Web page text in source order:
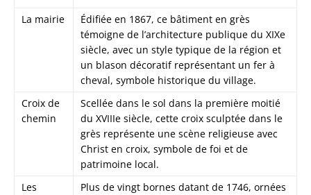
La mairie
Édifiée en 1867, ce bâtiment en grès
témoigne de l’architecture publique du XIXe
siècle, avec un style typique de la région et
un blason décoratif représentant un fer à
cheval, symbole historique du village.
Croix de
chemin
Scellée dans le sol dans la première moitié
du XVIIIe siècle, cette croix sculptée dans le
grès représente une scène religieuse avec
Christ en croix, symbole de foi et de
patrimoine local.
Les
Plus de vingt bornes datant de 1746, ornées